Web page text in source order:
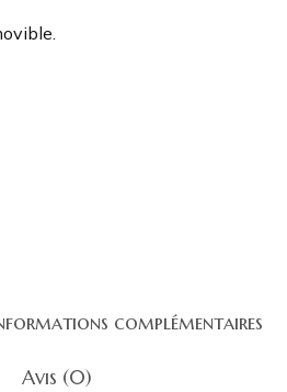
complémentaires
Avis (0)